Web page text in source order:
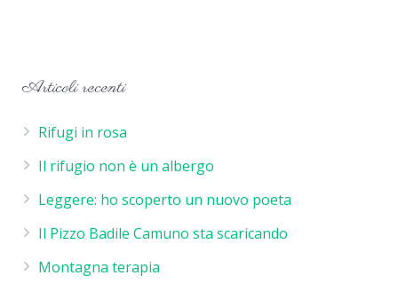
Articoli recenti
Rifugi in rosa
Il rifugio non è un albergo
Leggere: ho scoperto un nuovo poeta
Il Pizzo Badile Camuno sta scaricando
Montagna terapia